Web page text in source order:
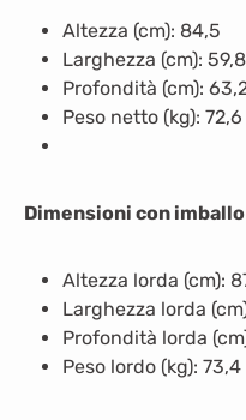
Altezza (cm): 84,5
Larghezza (cm): 59,8
Profondità (cm):
Peso netto (kg): 72,6
Dimensioni con imballo
Altezza lorda (cm):
Larghezza lorda
Profondità lorda
Peso lordo (kg): 73,4